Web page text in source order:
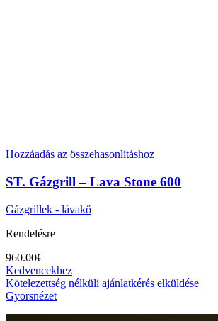
Hozzáadás az összehasonlításhoz
ST. Gázgrill – Lava Stone 600
Gázgrillek - lávakő
Rendelésre
960.00€
Kedvencekhez
Kötelezettség nélküli ajánlatkérés elküldése
Gyorsnézet